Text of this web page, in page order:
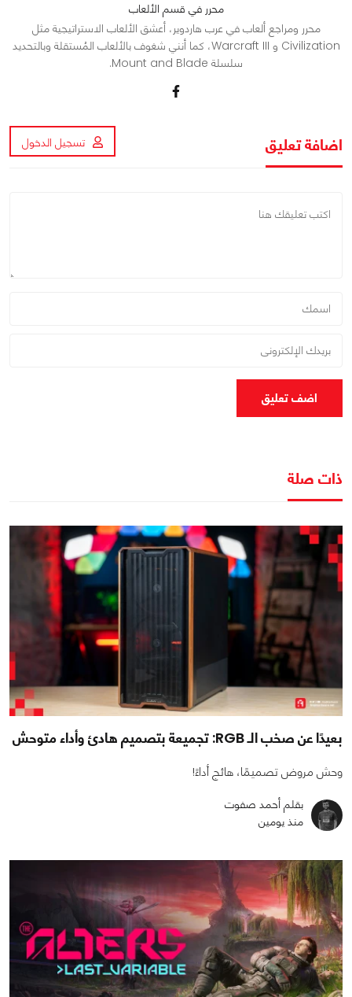
محرر في قسم الألعاب
محرر ومراجع ألعاب في عرب هاردوير، أعشق الألعاب الاستراتيجية مثل
Civilization و Warcraft III، كما أنني شغوف بالألعاب المُستقلة وبالتحديد
سلسلة Mount and Blade.
اضافة تعليق تسجيل الدخول
اضف تعليق
ذات صلة
بعيدًا عن صخب الـ RGB: تجميعة بتصميم هادئ وأداء متوحش
وحش مروض تصميمًا، هائج أداءً!
بقلم أحمد صفوت
منذ يومين